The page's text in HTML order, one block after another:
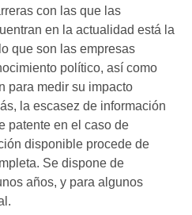
con las que las
en la actualidad está la
que son las empresas
político, así como
para medir su impacto
la escasez de información
patente en el caso de
disponible procede de
Se dispone de
años, y para algunos